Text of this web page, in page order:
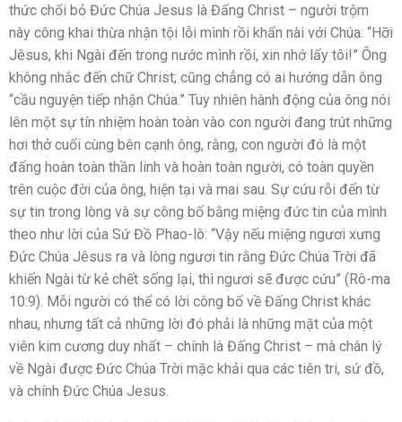
thức chối bỏ Đức Chúa Jesus là Đấng Christ – người trộm
này công khai thừa nhận tội lỗi mình rồi khẩn nài với Chúa: “Hỡi
Jêsus, khi Ngài đến trong nước mình rồi, xin nhớ lấy tôi!” Ông
không nhắc đến chữ Christ; cũng chẳng có ai hướng dẫn ông
“cầu nguyện tiếp nhận Chúa.” Tuy nhiên hành động của ông nói
lên một sự tín nhiệm hoàn toàn vào con người đang trút những
hơi thở cuối cùng bên cạnh ông, rằng, con người đó là một
đấng hoàn toàn thần linh và hoàn toàn người, có toàn quyền
trên cuộc đời của ông, hiện tại và mai sau. Sự cứu rỗi đến từ
sự tin trong lòng và sự công bố bằng miệng đức tin của mình
theo như lời của Sứ Đồ Phao-lô: “Vậy nếu miệng ngươi xưng
Ðức Chúa Jêsus ra và lòng ngươi tin rằng Ðức Chúa Trời đã
khiến Ngài từ kẻ chết sống lại, thì ngươi sẽ được cứu” (Rô-ma
10:9). Mỗi người có thể có lời công bố về Đấng Christ khác
nhau, nhưng tất cả những lời đó phải là những mặt của một
viên kim cương duy nhất – chính là Đấng Christ – mà chân lý
về Ngài được Đức Chúa Trời mặc khải qua các tiên tri, sứ đồ,
và chính Đức Chúa Jesus.